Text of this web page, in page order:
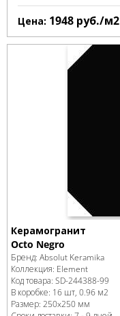
Цена: 1948 руб./м2
Керамогранит
Octo Negro
Бренд: Absolut Keramika
Коллекция: Element
Код товара: SD-244388-99
В коробке: 16 шт, 0.96 м2
Размер: 250x250 мм